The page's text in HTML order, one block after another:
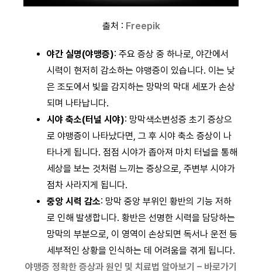
출처 : Freepik
야간 실명(야맹증): 주요 증상 중 하나로, 야간에서
시력이 현저히 감소하는 야맹증이 있습니다. 이는 낮
은 조도에서 빛을 감지하는 망막의 막대 세포가 손상
되며 나타납니다.
시야 축소(터널 시야): 망막색소변성증 초기 증상으
로 야맹증이 나타났다면, 그 후 시야 축소 증상이 나
타나게 됩니다. 점점 시야가 좁아져 마치 터널을 통해
세상을 보는 것처럼 느끼는 증상으로, 주변부 시야가
점차 사라지게 됩니다.
중앙 시력 감소: 망막 중앙 부위인 황반의 기능 저하
로 인해 발생합니다. 황반은 선명한 시력을 담당하는
망막의 부분으로, 이 영역이 손상되면 독서나 운전 등
세부적인 상황을 인식하는 데 어려움을 겪게 됩니다.
야맹증 정확한 증상과 원인 및 치료법 알아보기 – 바로가기